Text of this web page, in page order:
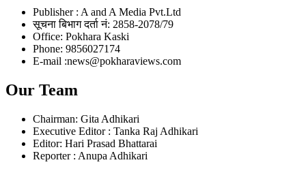
Publisher : A and A Media Pvt.Ltd
सूचना बिभाग दर्ता नं: 2858-2078/79
Office: Pokhara Kaski
Phone: 9856027174
E-mail :news@pokharaviews.com
Our Team
Chairman: Gita Adhikari
Executive Editor : Tanka Raj Adhikari
Editor: Hari Prasad Bhattarai
Reporter : Anupa Adhikari